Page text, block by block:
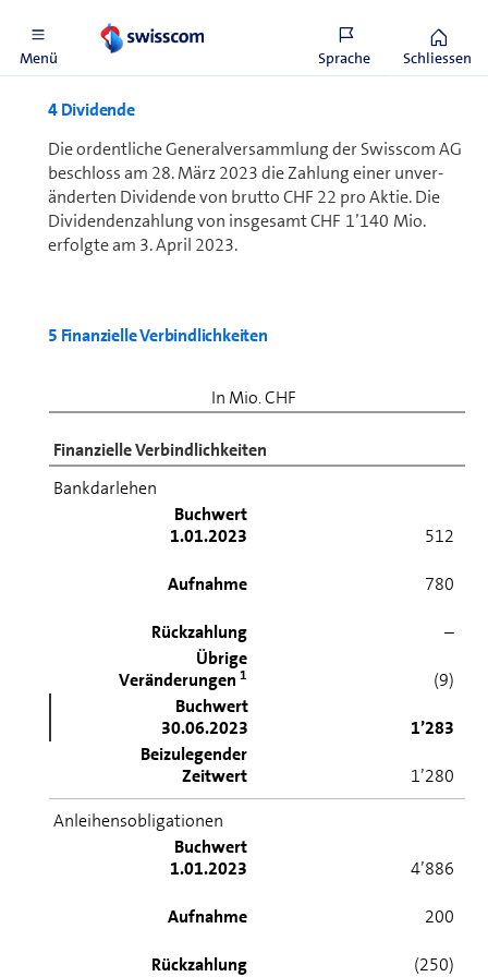
Menü Sprache Schliessen
Software für den internen Gebrauch.
4 Dividende
Die ordentliche Generalversammlung der Swisscom AG
beschloss am 28. März 2023 die Zahlung einer un­ver­
änderten Dividende von brutto CHF 22 pro Aktie. Die
Dividendenzahlung von insgesamt CHF 1’140 Mio.
erfolgte am 3. April 2023.
5 Finanzielle Verbindlichkeiten
In Mio. CHF
Finanzielle Verbindlichkeiten
Bankdarlehen
Buchwert
1.01.2023
512
Aufnahme 780
Rückzahlung
–
Übrige
Veränderungen 1
(9)
Buchwert
30.06.2023
1’283
Beizulegender
Zeitwert
1’280
Anleihensobligationen
Buchwert
1.01.2023
4’886
Aufnahme 200
Rückzahlung (250)